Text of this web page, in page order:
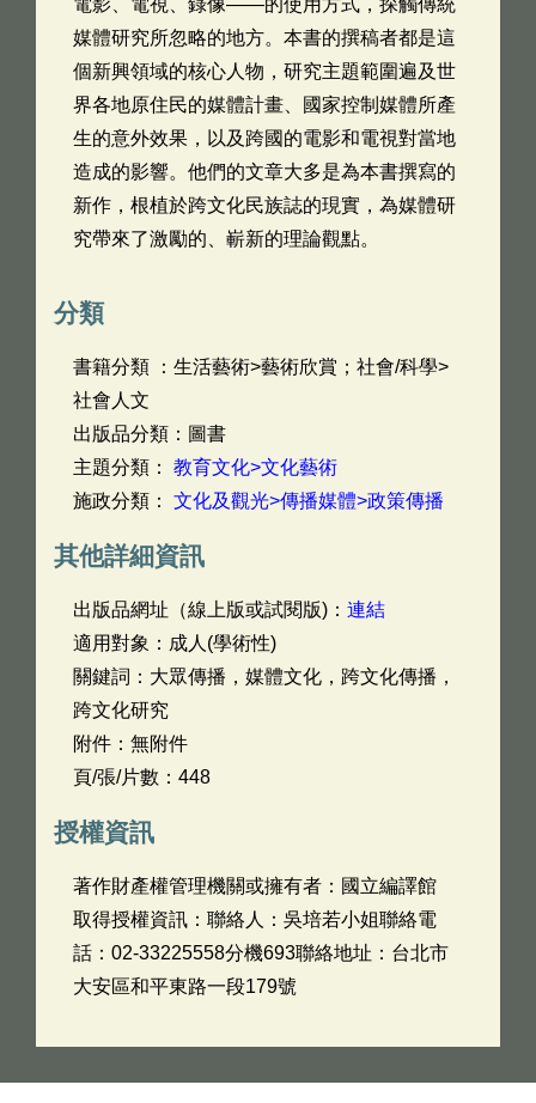
電影、電視、錄像——的使用方式，探觸傳統
媒體研究所忽略的地方。本書的撰稿者都是這
個新興領域的核心人物，研究主題範圍遍及世
界各地原住民的媒體計畫、國家控制媒體所產
生的意外效果，以及跨國的電影和電視對當地
造成的影響。他們的文章大多是為本書撰寫的
新作，根植於跨文化民族誌的現實，為媒體研
究帶來了激勵的、嶄新的理論觀點。
分類
書籍分類 ：生活藝術>藝術欣賞；社會/科學>
社會人文
出版品分類：圖書
主題分類： 教育文化>文化藝術
施政分類： 文化及觀光>傳播媒體>政策傳播
其他詳細資訊
出版品網址（線上版或試閱版)： 連結
適用對象：成人(學術性)
關鍵詞：大眾傳播，媒體文化，跨文化傳播，
跨文化研究
附件：無附件
頁/張/片數：448
授權資訊
著作財產權管理機關或擁有者：國立編譯館
取得授權資訊：聯絡人：吳培若小姐聯絡電
話：02-33225558分機693聯絡地址：台北市
大安區和平東路一段179號